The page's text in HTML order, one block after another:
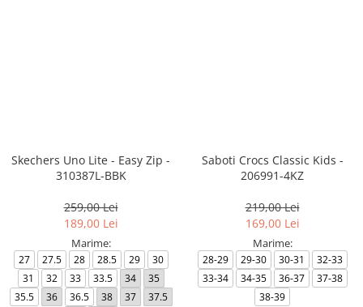
Skechers Uno Lite - Easy Zip -
310387L-BBK
259,00 Lei
189,00 Lei
Marime:
27 27.5 28 28.5 29
30
31
32 33 33.5 34
35
35.5
36 36.5 38 37
37.5
Saboti Crocs Classic Kids -
206991-4KZ
219,00 Lei
169,00 Lei
Marime:
28-29 29-30 30-31
32-33
33-34
34-35 36-37
37-38
38-39